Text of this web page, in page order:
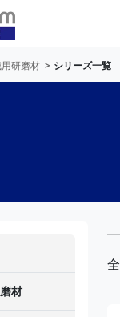
研磨材 シリーズ一覧
材
全